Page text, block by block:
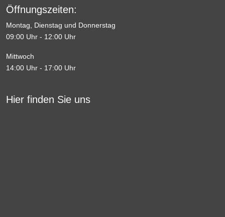
Öffnungszeiten:
Montag, Dienstag und Donnerstag
09:00 Uhr - 12:00 Uhr
Mittwoch
14:00 Uhr - 17:00 Uhr
Hier finden Sie uns